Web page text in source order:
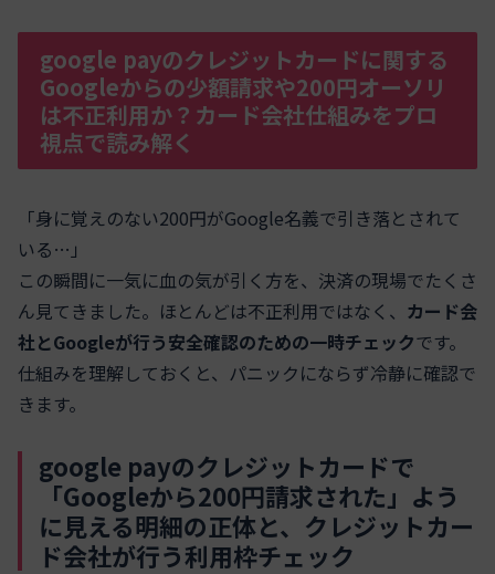
google payのクレジットカードに関する
Googleからの少額請求や200円オーソリ
は不正利用か？カード会社仕組みをプロ
視点で読み解く
「身に覚えのない200円がGoogle名義で引き落とされて
いる…」
この瞬間に一気に血の気が引く方を、決済の現場でたくさ
ん見てきました。ほとんどは不正利用ではなく、 カード会
社とGoogleが行う安全確認のための一時チェックです。
仕組みを理解しておくと、パニックにならず冷静に確認で
きます。
google payのクレジットカードで
「Googleから200円請求された」よう
に見える明細の正体と、クレジットカー
ド会社が行う利用枠チェック